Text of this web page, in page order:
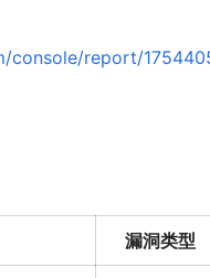
console/report/
漏洞类型